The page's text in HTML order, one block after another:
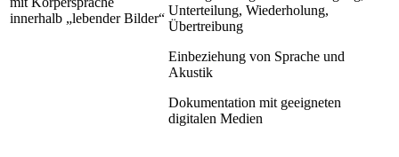
innerhalb „lebender Bilder“
Unterteilung, Wiederholung,
Übertreibung
Einbeziehung von Sprache und
Akustik
Dokumentation mit geeigneten
digitalen Medien